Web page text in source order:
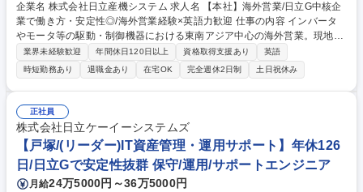
企業名 株式会社日立産機システム 求人名 【本社】海外営業/日立G中核企
業で働き方・安定性◎/海外営業経験×英語力歓迎 仕事の内容 インバータ
やモータ等の駆動・制御機器における東南アジア中心の海外営業。現地グ
ループ販社や代理店と連携し、営業戦略立案から予算管理、商談、ソリュ
ーション提案まで一貫して担当します。 【詳細】 担当地域の営業戦略立
案・予実管理・商談・アフターフォロー。海外グループ会社や代理店の拡
販支援、技術部門との折衝、契約交渉。提案資料作成やWeb・訪問での打
合せ。 【魅力】 日立グループのスケール感のもと、海外市場の新規開拓
や既存深耕をリード。将来は海外プロジェクトや海外赴任など多角的なキ
ャリアパスを描けます。 募集職種 【本社】海外営業/日立G中核企業で働
き方・安定性◎/海外営業経験×英語力歓迎
業界未経験歓迎 年間休日120日以上 資格取得支援あり
英語
時短勤務あり
退職金あり 在宅OK 完全週休2日制 土日祝休み
正社員
株式会社日立ケーイーシステムズ
【戸塚/(リーダー)IT資産管理・運用サポート】年休126
日/日立Gで安定性抜群 保守/運用/サポートエンジニア
月給24万5000円～36万5000円